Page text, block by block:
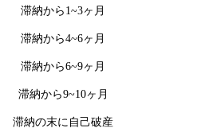
滞納から1~3ヶ月
滞納から4~6ヶ月
滞納から6~9ヶ月
滞納から9~10ヶ月
滞納の末に自己破産